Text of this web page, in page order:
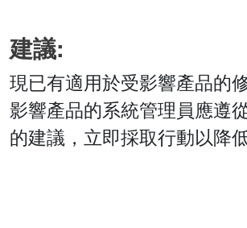
建議:
現已有適用於受影響產品的
影響產品的系統管理員應遵
的建議，立即採取行動以降低